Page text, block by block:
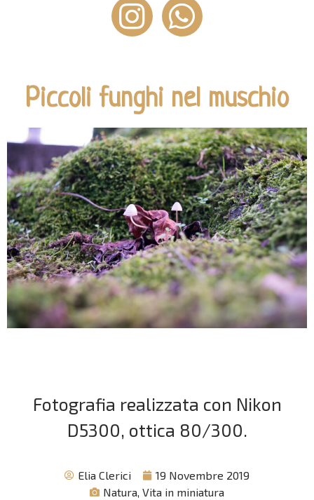
Piccoli funghi nel muschio
Fotografia realizzata con Nikon
D5300, ottica 80/300.
Elia Clerici
19 Novembre 2019
Natura, Vita in miniatura